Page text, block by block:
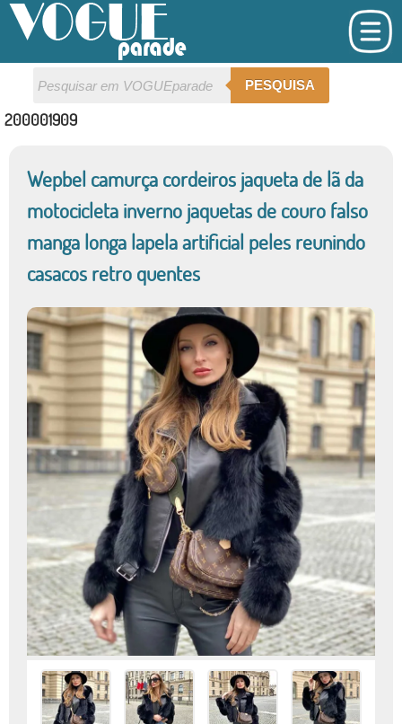
PESQUISA
200001909
Wepbel camurça cordeiros jaqueta de lã da
motocicleta inverno jaquetas de couro falso
manga longa lapela artificial peles reunindo
casacos retro quentes